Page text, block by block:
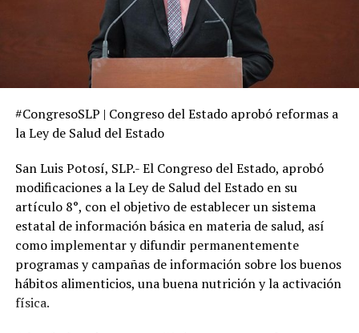
#CongresoSLP | Congreso del Estado aprobó reformas a
la Ley de Salud del Estado
San Luis Potosí, SLP.- El Congreso del Estado, aprobó
modificaciones a la Ley de Salud del Estado en su
artículo 8°, con el objetivo de establecer un sistema
estatal de información básica en materia de salud, así
como implementar y difundir permanentemente
programas y campañas de información sobre los buenos
hábitos alimenticios, una buena nutrición y la activación
física.